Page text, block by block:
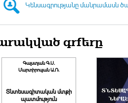
Կենսագրությանը մանրամասն
գրքերը
Գալստյան Գ.Ս.
Մարտիրոսյան Ա.Ռ.
Տնտեսագիտական մտքի
պատմություն